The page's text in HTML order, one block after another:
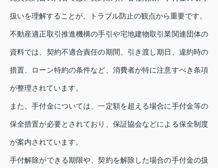
扱いを理解することが、トラブル防止の観点から重要です。
不動産適正取引推進機構の手引や宅地建物取引業関連団体の
資料では、契約不適合責任の期間、引き渡し期日、違約時の
措置、ローン特約の条件など、消費者が特に注意すべき条項
が整理されています。
また、手付金については、一定額を超える場合に手付金等の
保全措置が必要とされており、保証協会などによる保全制度
が案内されています。
手付解除ができる期限や、契約を解除した場合の手付金の扱